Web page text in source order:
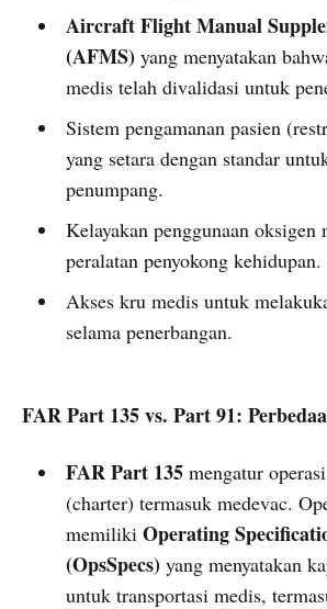
Aircraft Flight Manual
(AFMS)yang menyatakan
medis telah divalidasi untuk
Sistem pengamanan pasien
yang setara dengan standar
penumpang.
Kelayakan penggunaan oksigen
peralatan penyokong kehidupan.
Akses kru medis untuk
selama penerbangan.
FAR Part 135 vs. Part 91:
FAR Part 135mengatur
(charter) termasuk medevac.
memiliki Operating
(OpsSpecs)yang menyatakan
untuk transportasi medis,